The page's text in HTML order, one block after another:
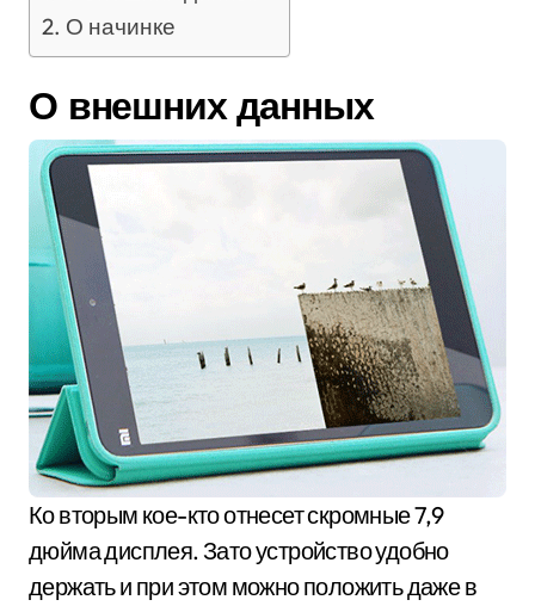
О начинке
О внешних данных
Ко вторым кое-кто отнесет скромные 7,9
дюйма дисплея. Зато устройство удобно
держать и при этом можно положить даже в